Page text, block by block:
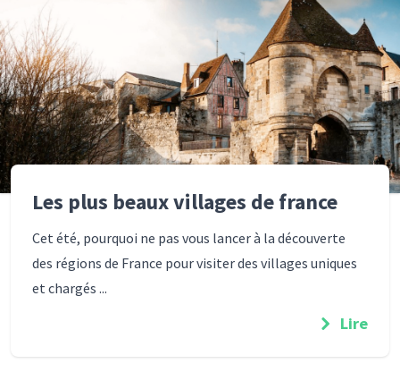
Les plus beaux villages de france
Cet été, pourquoi ne pas vous lancer à la découverte
des régions de France pour visiter des villages uniques
et chargés ...
Lire